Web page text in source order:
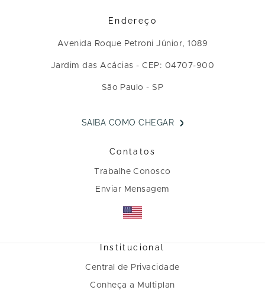
Endereço
Avenida Roque Petroni Júnior, 1089
Jardim das Acácias - CEP: 04707-900
São Paulo - SP
SAIBA COMO CHEGAR
Contatos
Trabalhe Conosco
Enviar Mensagem
Institucional
Central de Privacidade
Conheça a Multiplan